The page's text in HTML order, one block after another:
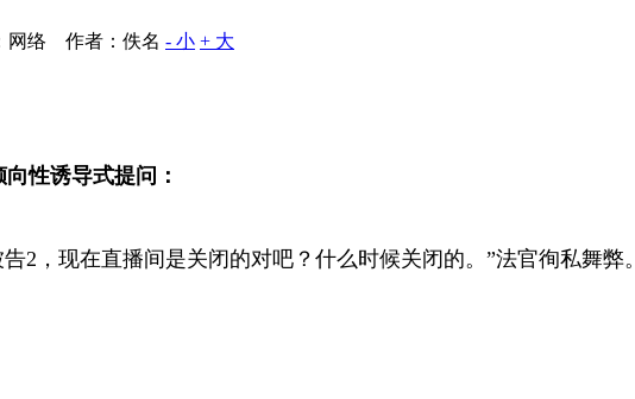
网络 作者：佚名 - 小 + 大
性诱导式提问：
告2 ，现在直播间是关闭的对吧？什么时候关闭的。”法官徇私舞弊。